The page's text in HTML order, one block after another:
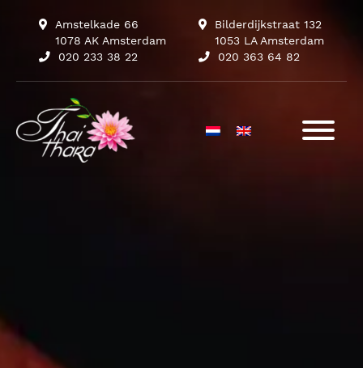
Amstelkade 66
1078 AK Amsterdam
020 233 38 22
Bilderdijkstraat 132
1053 LA Amsterdam
020 363 64 82